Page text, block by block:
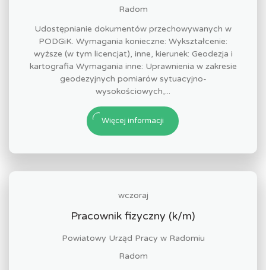
Radom
Udostępnianie dokumentów przechowywanych w
PODGiK. Wymagania konieczne: Wykształcenie:
wyższe (w tym licencjat), inne, kierunek: Geodezja i
kartografia Wymagania inne: Uprawnienia w zakresie
geodezyjnych pomiarów sytuacyjno-
wysokościowych,...
Więcej informacji
wczoraj
Pracownik fizyczny (k/m)
Powiatowy Urząd Pracy w Radomiu
Radom